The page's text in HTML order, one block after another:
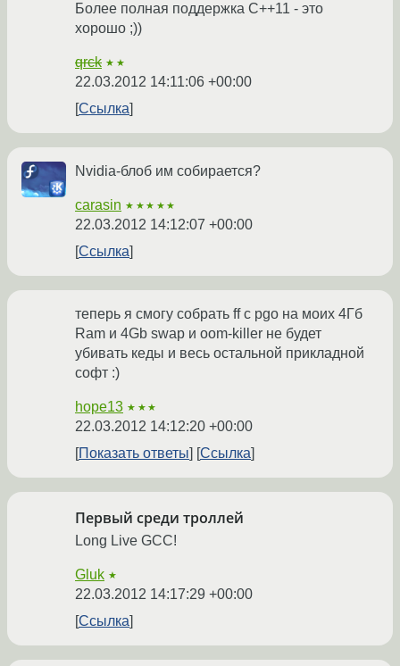
Более полная поддержка C++11 - это
хорошо ;))
qrck ★★
22.03.2012 14:11:06 +00:00
Ссылка
Nvidia-блоб им собирается?
carasin ★★★★★
22.03.2012 14:12:07 +00:00
Ссылка
теперь я смогу собрать ff с pgo на моих 4Гб
Ram и 4Gb swap и oom-killer не будет
убивать кеды и весь остальной прикладной
софт :)
hope13 ★★★
22.03.2012 14:12:20 +00:00
Показать ответы
Ссылка
Первый среди троллей
Long Live GCC!
Gluk ★
22.03.2012 14:17:29 +00:00
Ссылка